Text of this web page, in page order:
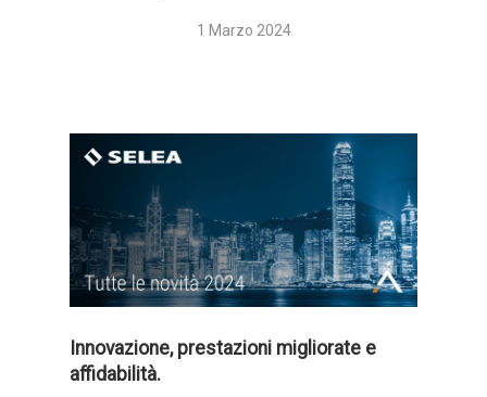
1 Marzo 2024
Innovazione, prestazioni migliorate e
affidabilità.